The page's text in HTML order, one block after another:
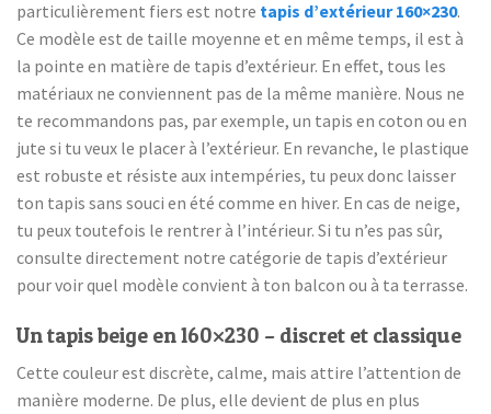
particulièrement fiers est notre tapis d’extérieur 160×230.
Ce modèle est de taille moyenne et en même temps, il est à
la pointe en matière de tapis d’extérieur. En effet, tous les
matériaux ne conviennent pas de la même manière. Nous ne
te recommandons pas, par exemple, un tapis en coton ou en
jute si tu veux le placer à l’extérieur. En revanche, le plastique
est robuste et résiste aux intempéries, tu peux donc laisser
ton tapis sans souci en été comme en hiver. En cas de neige,
tu peux toutefois le rentrer à l’intérieur. Si tu n’es pas sûr,
consulte directement notre catégorie de tapis d’extérieur
pour voir quel modèle convient à ton balcon ou à ta terrasse.
Un tapis beige en 160×230 – discret et classique
Cette couleur est discrète, calme, mais attire l’attention de
manière moderne. De plus, elle devient de plus en plus